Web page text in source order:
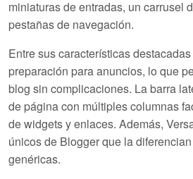
miniaturas de entradas, un carrusel
pestañas de navegación.
Entre sus características
preparación para anuncios, lo que
blog sin complicaciones. La barra
de página con múltiples columnas
de widgets y enlaces. Además,
únicos de Blogger que la
genéricas.